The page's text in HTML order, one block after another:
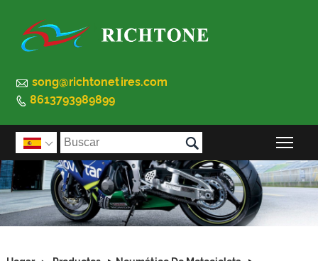
 song@richtonetires.com
 8613793989899
 